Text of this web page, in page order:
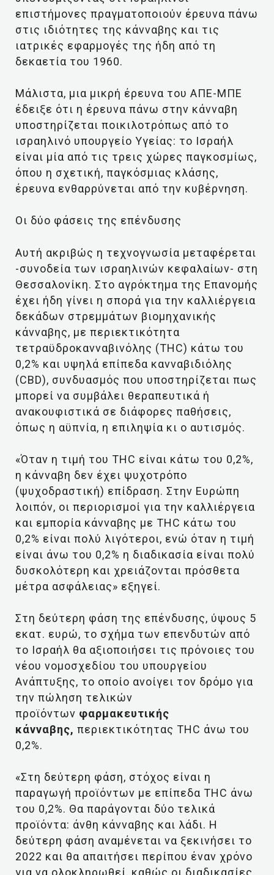
επιστήμονες πραγματοποιούν έρευνα πάνω
στις ιδιότητες της κάνναβης και τις
ιατρικές εφαρμογές της ήδη από τη
δεκαετία του 1960.
Μάλιστα, μια μικρή έρευνα του ΑΠΕ-ΜΠΕ
έδειξε ότι η έρευνα πάνω στην κάνναβη
υποστηρίζεται ποικιλοτρόπως από το
ισραηλινό υπουργείο Υγείας: το Ισραήλ
είναι μία από τις τρεις χώρες παγκοσμίως,
όπου η σχετική, παγκόσμιας κλάσης,
έρευνα ενθαρρύνεται από την κυβέρνηση.
Οι δύο φάσεις της επένδυσης
Αυτή ακριβώς η τεχνογνωσία μεταφέρεται
-συνοδεία των ισραηλινών κεφαλαίων- στη
Θεσσαλονίκη. Στο αγρόκτημα της Επανομής
έχει ήδη γίνει η σπορά για την καλλιέργεια
δεκάδων στρεμμάτων βιομηχανικής
κάνναβης, με περιεκτικότητα
τετραϋδροκανναβινόλης (THC) κάτω του
0,2% και υψηλά επίπεδα κανναβιδιόλης
(CBD), συνδυασμός που υποστηρίζεται πως
μπορεί να συμβάλει θεραπευτικά ή
ανακουφιστικά σε διάφορες παθήσεις,
όπως η αϋπνία, η επιληψία κι ο αυτισμός.
«Όταν η τιμή του THC είναι κάτω του 0,2%,
η κάνναβη δεν έχει ψυχοτρόπο
(ψυχοδραστική) επίδραση. Στην Ευρώπη
λοιπόν, οι περιορισμοί για την καλλιέργεια
και εμπορία κάνναβης με THC κάτω του
0,2% είναι πολύ λιγότεροι, ενώ όταν η τιμή
είναι άνω του 0,2% η διαδικασία είναι πολύ
δυσκολότερη και χρειάζονται πρόσθετα
μέτρα ασφάλειας» εξηγεί.
Στη δεύτερη φάση της επένδυσης, ύψους 5
εκατ. ευρώ, το σχήμα των επενδυτών από
το Ισραήλ θα αξιοποιήσει τις πρόνοιες του
νέου νομοσχεδίου του υπουργείου
Ανάπτυξης, το οποίο ανοίγει τον δρόμο για
την πώληση τελικών
προϊόντων φαρμακευτικής
κάνναβης, περιεκτικότητας THC άνω του
0,2%.
«Στη δεύτερη φάση, στόχος είναι η
παραγωγή προϊόντων με επίπεδα THC άνω
του 0,2%. Θα παράγονται δύο τελικά
προϊόντα: άνθη κάνναβης και λάδι. Η
δεύτερη φάση αναμένεται να ξεκινήσει το
2022 και θα απαιτήσει περίπου έναν χρόνο
για να ολοκληρωθεί, καθώς οι διαδικασίες